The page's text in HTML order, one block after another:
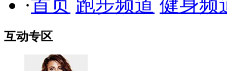
·首页 跑步频道 健身频
互动专区